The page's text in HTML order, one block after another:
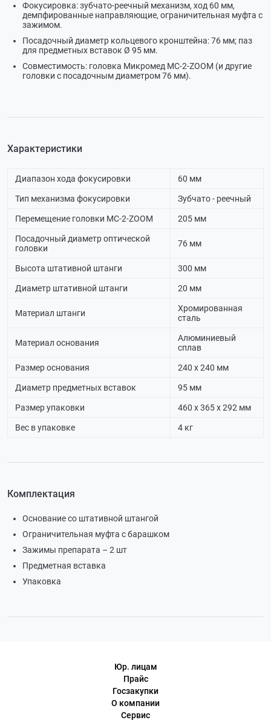
Фокусировка: зубчато-реечный механизм, ход 60 мм,
демпфированные направляющие, ограничительная муфта с
зажимом.
Посадочный диаметр кольцевого кронштейна: 76 мм; паз
для предметных вставок Ø 95 мм.
Совместимость: головка Микромед МС-2-ZOOM (и другие
головки с посадочным диаметром 76 мм).
Характеристики
Диапазон хода фокусировки 60 мм
Тип механизма фокусировки Зубчато - реечный
Перемещение головки МС-2-ZOOM 205 мм
Посадочный диаметр оптической
головки
76 мм
Высота штативной штанги 300 мм
Диаметр штативной штанги 20 мм
Материал штанги
Хромированная
сталь
Материал основания
Алюминиевый
сплав
Размер основания 240 х 240 мм
Диаметр предметных вставок 95 мм
Размер упаковки 460 х 365 х 292 мм
Вес в упаковке 4 кг
Комплектация
Основание со штативной штангой
Ограничительная муфта с барашком
Зажимы препарата – 2 шт
Предметная вставка
Упаковка
Юр. лицам
Прайс
Госзакупки
О компании
Сервис